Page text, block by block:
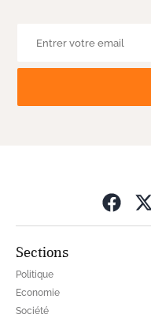
Sections
Politique
Economie
Société